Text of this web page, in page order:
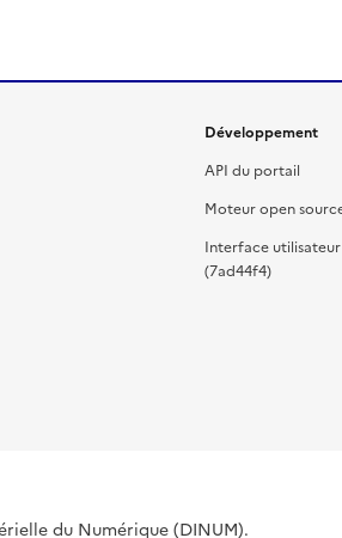
Développement
API du portail
Moteur open
Interface
(7ad44f4)
du Numérique (DINUM).